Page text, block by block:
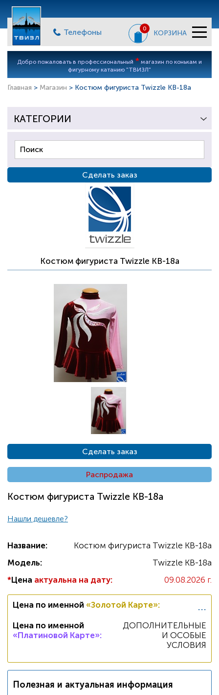
Телефоны 0
КОРЗИНА
Добро пожаловать в профессиональный * магазин по конькам и
фигурному катанию "ТВИЗЛ"
Главная > Магазин > Костюм фигуриста Twizzle KB-18a
Костюм фигуриста Twizzle KB-18a
Сделать заказ
Распродажа
Костюм фигуриста Twizzle KB-18a
Нашли дешевле?
Название:
Костюм фигуриста Twizzle KB-18a
Модель:
Twizzle KB-18a
*Цена актуальна на дату: 09.08.2026 г.
Цена по именной «Золотой Карте»: ...
Цена по именной
«Платиновой Карте»:
ДОПОЛНИТЕЛЬНЫЕ
И ОСОБЫЕ
УСЛОВИЯ
Полезная и актуальная информация
КАТЕГОРИИ
Сделать заказ